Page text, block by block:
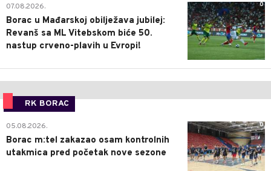
0
07.08.2026.
Borac u Mađarskoj obilježava jubilej:
Revanš sa ML Vitebskom biće 50.
nastup crveno-plavih u Evropi!
RK BORAC
0
05.08.2026.
Borac m:tel zakazao osam kontrolnih
utakmica pred početak nove sezone